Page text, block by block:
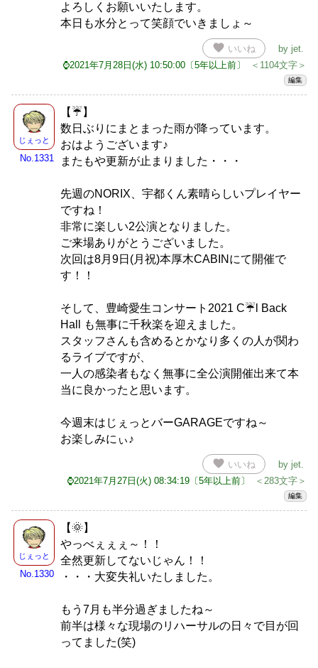
よろしくお願いいたします。
本日も水分とって笑顔でいきましょ～
favorite いいね by jet
⌚2021年7月28日(水) 10:50:00〔5年以上前〕
＜1104文字＞
編集
じぇっと
No.1331
【☔】
数日ぶりにまとまった雨が降っています。
おはようございます♪
またもや更新が止まりました・・・
先週のNORIX、宇都くん素晴らしいプレイヤー
ですね！
非常に楽しい2公演となりました。
ご来場ありがとうございました。
次回は8月9日(月祝)本厚木CABINにて開催で
す！！
そして、豊崎愛生コンサート2021 C☔l Back
Hall も無事に千秋楽を迎えました。
スタッフさんも含めるとかなり多くの人が関わ
るライブですが、
一人の感染者もなく無事に全公演開催出来て本
当に良かったと思います。
今週末はじぇっとバーGARAGEですね～
お楽しみにぃ♪
favorite いいね by jet
⌚2021年7月27日(火) 08:34:19〔5年以上前〕
＜283文字＞
編集
じぇっと
No.1330
【🌞】
やっべぇぇぇ～！！
全然更新してないじゃん！！
・・・大変失礼いたしました。
もう7月も半分過ぎましたね～
前半は様々な現場のリハーサルの日々で目が回
ってました(笑)